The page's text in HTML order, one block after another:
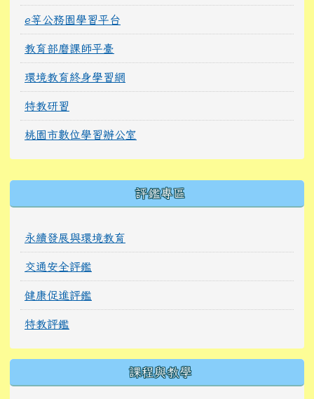
e等公務園學習平台
教育部磨課師平臺
環境教育終身學習網
特教研習
桃園市數位學習辦公室
評鑑專區
永續發展與環境教育
交通安全評鑑
健康促進評鑑
特教評鑑
課程與教學